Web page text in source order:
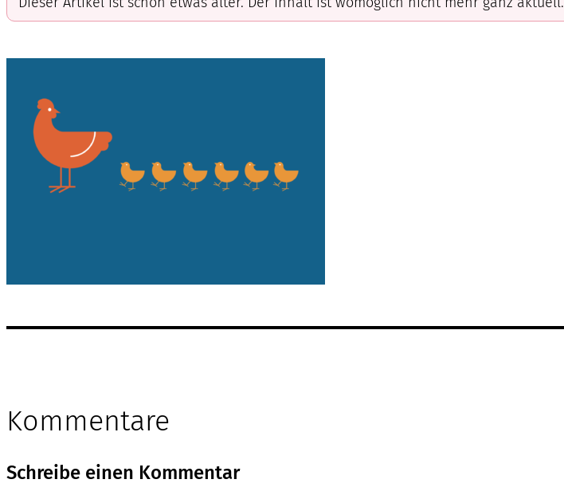
Kommentare
Schreibe einen Kommentar